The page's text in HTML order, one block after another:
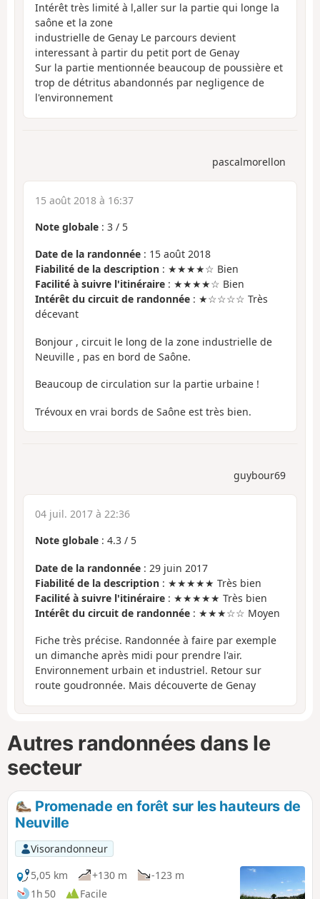
Intérêt très limité à l,aller sur la partie qui longe la
saône et la zone
industrielle de Genay Le parcours devient
interessant à partir du petit port de Genay
Sur la partie mentionnée beaucoup de poussière et
trop de détritus abandonnés par negligence de
l'environnement
pascalmorellon
15 août 2018 à 16:37
Note globale : 3 / 5
Date de la randonnée : 15 août 2018
Fiabilité de la description : ★★★★☆ Bien
Facilité à suivre l'itinéraire : ★★★★☆ Bien
Intérêt du circuit de randonnée : ★☆☆☆☆ Très
décevant
Bonjour , circuit le long de la zone industrielle de
Neuville , pas en bord de Saône.
Beaucoup de circulation sur la partie urbaine !
Trévoux en vrai bords de Saône est très bien.
guybour69
04 juil. 2017 à 22:36
Note globale : 4.3 / 5
Date de la randonnée : 29 juin 2017
Fiabilité de la description : ★★★★★ Très bien
Facilité à suivre l'itinéraire : ★★★★★ Très bien
Intérêt du circuit de randonnée : ★★★☆☆ Moyen
Fiche très précise. Randonnée à faire par exemple
un dimanche après midi pour prendre l'air.
Environnement urbain et industriel. Retour sur
route goudronnée. Mais découverte de Genay
Autres randonnées dans le
secteur
Promenade en forêt sur les hauteurs de
Neuville
Visorandonneur
5,05 km
+130 m
-123 m
1h 50
Facile